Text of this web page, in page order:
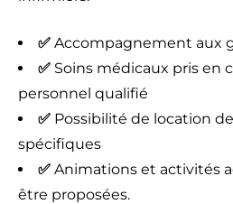
✅ Accompagnement aux
✅ Soins médicaux pris en
personnel qualifié
✅ Possibilité de location
spécifiques
✅ Animations et activités
être proposées.